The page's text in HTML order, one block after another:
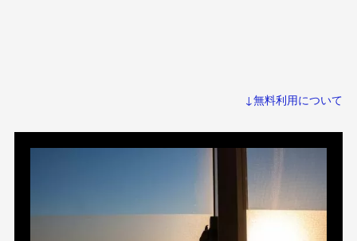
↓無料利用について